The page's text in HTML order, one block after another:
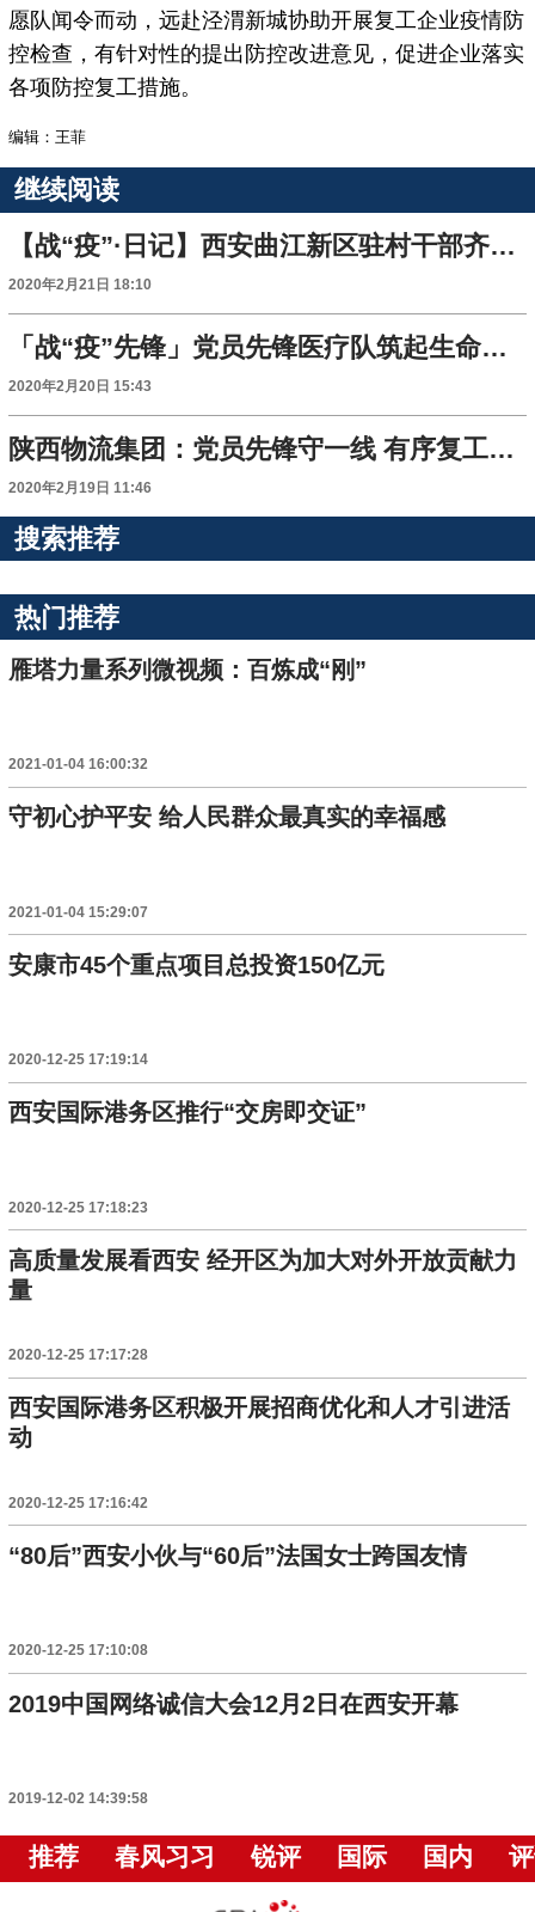
愿队闻令而动，远赴泾渭新城协助开展复工企业疫情防
控检查，有针对性的提出防控改进意见，促进企业落实
各项防控复工措施。
编辑：王菲
继续阅读
【战“疫”·日记】西安曲江新区驻村干部齐涛：作为一名共产党员 哪里有需要就应该冲向哪里
2020年2月21日 18:10
「战“疫”先锋」党员先锋医疗队筑起生命防线 ——安塞区中医院党员先锋医疗队进驻江汉油田坪北经理部侧记
2020年2月20日 15:43
陕西物流集团：党员先锋守一线 有序复工稳生产
2020年2月19日 11:46
搜索推荐
热门推荐
雁塔力量系列微视频：百炼成“刚”
2021-01-04 16:00:32
守初心护平安 给人民群众最真实的幸福感
2021-01-04 15:29:07
安康市45个重点项目总投资150亿元
2020-12-25 17:19:14
西安国际港务区推行“交房即交证”
2020-12-25 17:18:23
高质量发展看西安 经开区为加大对外开放贡献力
量
2020-12-25 17:17:28
西安国际港务区积极开展招商优化和人才引进活
动
2020-12-25 17:16:42
“80后”西安小伙与“60后”法国女士跨国友情
2020-12-25 17:10:08
2019中国网络诚信大会12月2日在西安开幕
2019-12-02 14:39:58
推荐 春风习习 锐评 国际 国内